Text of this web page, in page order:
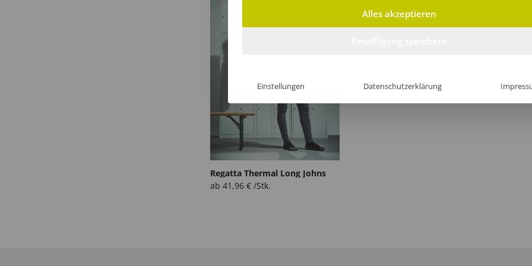
Regatta Thermal Long Johns
ab 41,96 € /Stk.
Alles akzeptieren
Einstellungen Datenschutzerklärung